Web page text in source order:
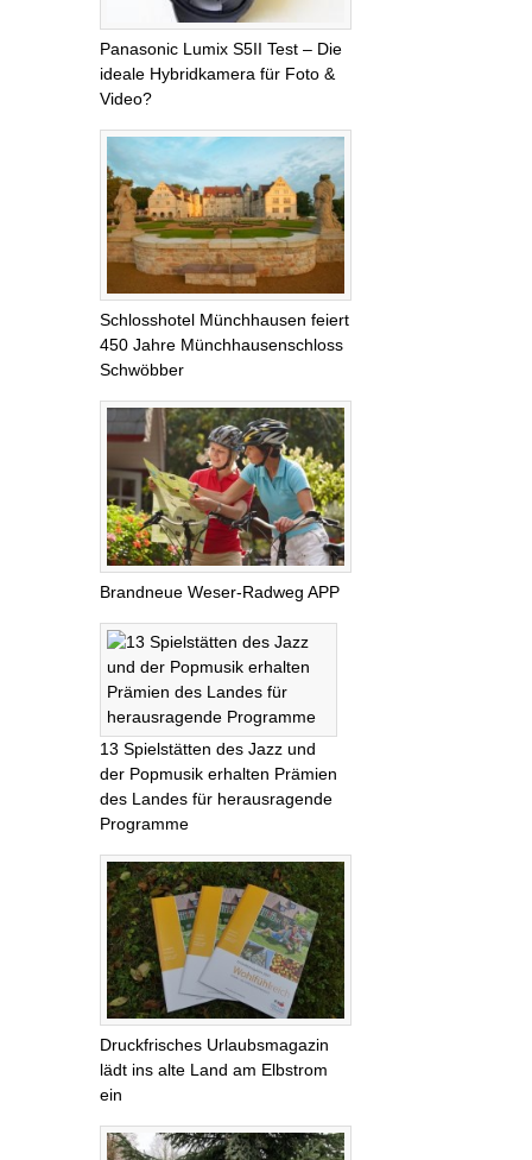
Panasonic Lumix S5II Test – Die
ideale Hybridkamera für Foto &
Video?
Schlosshotel Münchhausen feiert
450 Jahre Münchhausenschloss
Schwöbber
Brandneue Weser-Radweg APP
13 Spielstätten des Jazz und
der Popmusik erhalten Prämien
des Landes für herausragende
Programme
Druckfrisches Urlaubsmagazin
lädt ins alte Land am Elbstrom
ein